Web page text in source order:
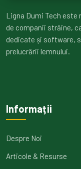
Ligna Dumi Tech este
de companii străine,
dedicate și software,
prelucrării lemnului.
Informații
Despre Noi
Articole & Resurse